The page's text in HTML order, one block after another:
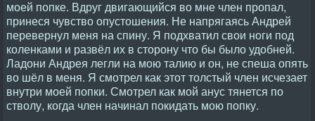
моей попке. Вдруг двигающийся во мне член пропал,
принеся чувство опустошения. Не напрягаясь Андрей
перевернул меня на спину. Я подхватил свои ноги под
коленками и развёл их в сторону что бы было удобней.
Ладони Андрея легли на мою талию и он, не спеша опять
во шёл в меня. Я смотрел как этот толстый член исчезает
внутри моей попки. Смотрел как мой анус тянется по
стволу, когда член начинал покидать мою попку.